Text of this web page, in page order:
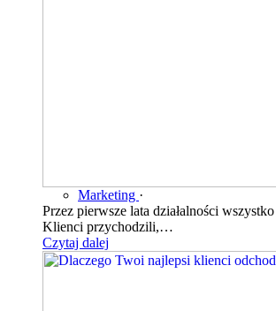
Marketing ·
Przez pierwsze lata działalności wszystko
Klienci przychodzili,…
Czytaj dalej